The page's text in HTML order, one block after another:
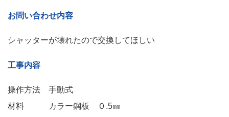
お問い合わせ内容
シャッターが壊れたので交換してほしい
工事内容
操作方法 手動式
材料 カラー鋼板 ０.5㎜